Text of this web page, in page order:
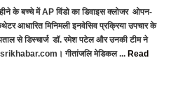
के बच्चे में AP विंडो का डिवाइस क्लोजर ओपन-
आधारित मिनिमली इनवेसिव प्रक्रिया उपचार के
से डिस्चार्ज डॉ. रमेश पटेल और उनकी टीम ने
गीतांजलि मेडिकल ... Read